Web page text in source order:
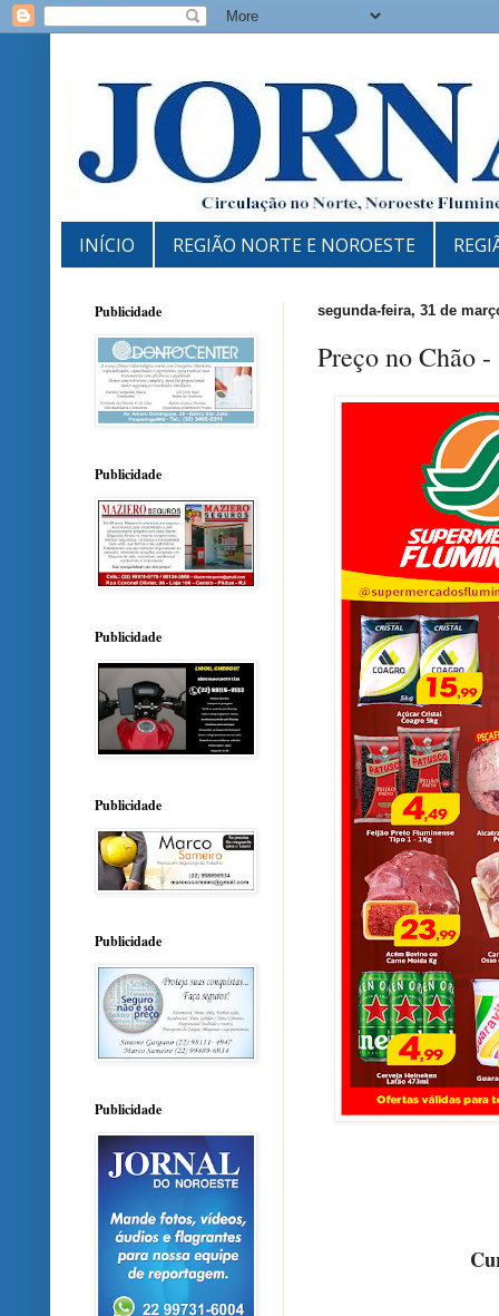
INÍCIO REGIÃO NORTE E NOROESTE
segunda-feira, 31 de
Preço no Chão
Publicidade
Publicidade
Publicidade
Publicidade
Publicidade
Publicidade